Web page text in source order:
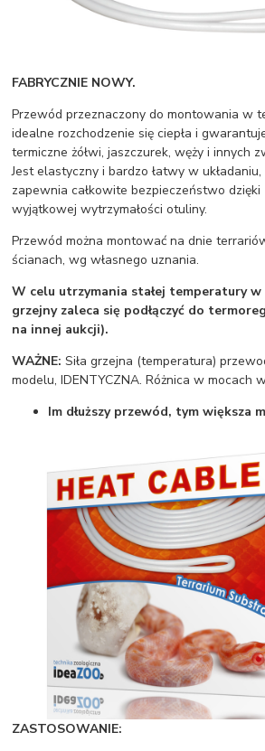
FABRYCZNIE NOWY.
Przewód przeznaczony do montowania w
idealne rozchodzenie się ciepła i
termiczne żółwi, jaszczurek, węży i innych
Jest elastyczny i bardzo łatwy w
zapewnia całkowite bezpieczeństwo dzięki
wyjątkowej wytrzymałości otuliny.
Przewód można montować na dnie
ścianach, wg własnego uznania.
W celu utrzymania stałej temperatury
grzejny zaleca się podłączyć do
na innej aukcji).
WAŻNE:Siła grzejna (temperatura)
modelu, IDENTYCZNA. Różnica w mocach
Im dłuższy przewód, tym większa
ZASTOSOWANIE: